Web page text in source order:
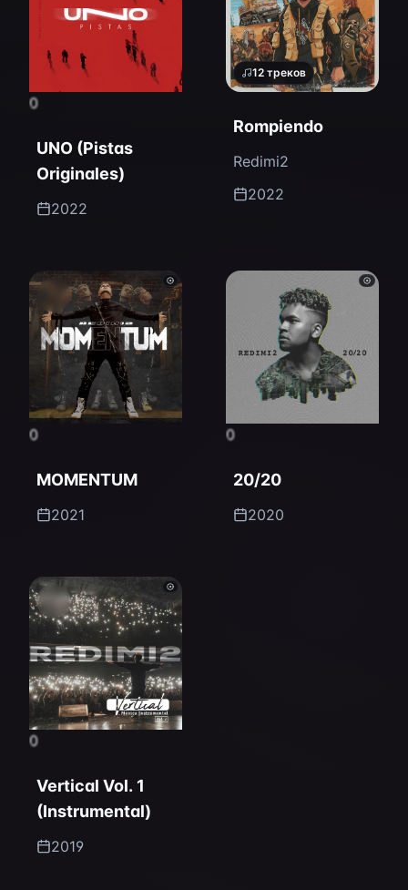
0
UNO (Pistas
Originales)
2022
12 треков
Rompiendo
Redimi2
2022
0
MOMENTUM
2021
0
20/20
2020
0
Vertical Vol. 1
(Instrumental)
2019